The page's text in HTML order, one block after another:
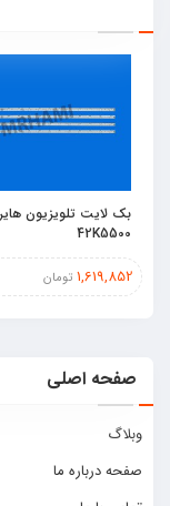
بک لایت تلویزیون
42K5500
1,619,852 تومان
صفحه اصلی
وبلاگ
صفحه درباره ما